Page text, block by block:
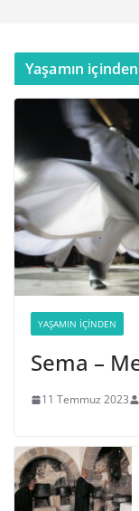
Yaşamın içinden
YAŞAMIN İÇINDEN
Sema –
11 Temmuz 2023